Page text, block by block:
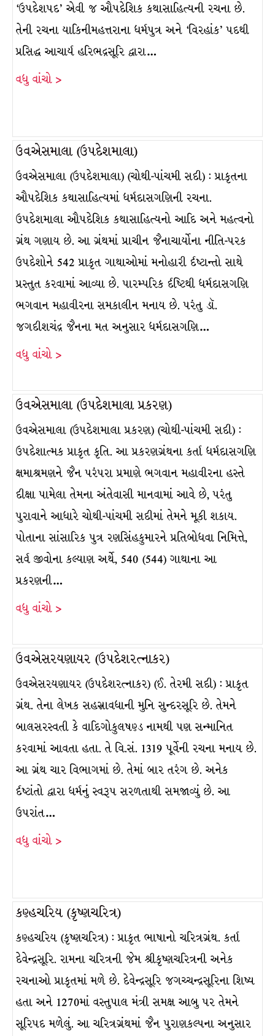
‘ઉપદેશપદ’ એવી જ ઔપદેશિક કથાસાહિત્યની રચના છે.
તેની રચના યાકિનીમહત્તરાના ધર્મપુત્ર અને ‘વિરહાંક’ પદથી
પ્રસિદ્ધ આચાર્ય હરિભદ્રસૂરિ દ્વારા…
વધુ વાંચો >
ઉવએસમાલા (ઉપદેશમાલા)
ઉવએસમાલા (ઉપદેશમાલા) (ચોથી-પાંચમી સદી) : પ્રાકૃતના
ઔપદેશિક કથાસાહિત્યમાં ધર્મદાસગણિની રચના.
ઉપદેશમાલા ઔપદેશિક કથાસાહિત્યનો આદિ અને મહત્વનો
ગ્રંથ ગણાય છે. આ ગ્રંથમાં પ્રાચીન જૈનાચાર્યોના નીતિ-પરક
ઉપદેશોને 542 પ્રાકૃત ગાથાઓમાં મનોહારી ર્દષ્ટાન્તો સાથે
પ્રસ્તુત કરવામાં આવ્યા છે. પારમ્પરિક ર્દષ્ટિથી ધર્મદાસગણિ
ભગવાન મહાવીરના સમકાલીન મનાય છે. પરંતુ ડૉ.
જગદીશચંદ્ર જૈનના મત અનુસાર ધર્મદાસગણિ…
વધુ વાંચો >
ઉવએસમાલા (ઉપદેશમાલા પ્રકરણ)
ઉવએસમાલા (ઉપદેશમાલા પ્રકરણ) (ચોથી-પાંચમી સદી) :
ઉપદેશાત્મક પ્રાકૃત કૃતિ. આ પ્રકરણગ્રંથના કર્તા ધર્મદાસગણિ
ક્ષમાશ્રમણને જૈન પરંપરા પ્રમાણે ભગવાન મહાવીરના હસ્તે
દીક્ષા પામેલા તેમના અંતેવાસી માનવામાં આવે છે, પરંતુ
પુરાવાને આધારે ચોથી-પાંચમી સદીમાં તેમને મૂકી શકાય.
પોતાના સાંસારિક પુત્ર રણસિંહકુમારને પ્રતિબોધવા નિમિત્તે,
સર્વ જીવોના કલ્યાણ અર્થે, 540 (544) ગાથાના આ
પ્રકરણની…
વધુ વાંચો >
ઉવએસરયણાયર (ઉપદેશરત્નાકર)
ઉવએસરયણાયર (ઉપદેશરત્નાકર) (ઈ. તેરમી સદી) : પ્રાકૃત
ગ્રંથ. તેના લેખક સહસ્રાવધાની મુનિ સુન્દરસૂરિ છે. તેમને
બાલસરસ્વતી કે વાદિગોકુલષણ્ડ નામથી પણ સન્માનિત
કરવામાં આવતા હતા. તે વિ.સં. 1319 પૂર્વેની રચના મનાય છે.
આ ગ્રંથ ચાર વિભાગમાં છે. તેમાં બાર તરંગ છે. અનેક
ર્દષ્ટાંતો દ્વારા ધર્મનું સ્વરૂપ સરળતાથી સમજાવ્યું છે. આ
ઉપરાંત…
વધુ વાંચો >
કણ્હચરિય (કૃષ્ણચરિત્ર)
કણ્હચરિય (કૃષ્ણચરિત્ર) : પ્રાકૃત ભાષાનો ચરિત્રગ્રંથ. કર્તા
દેવેન્દ્રસૂરિ. રામના ચરિત્રની જેમ શ્રીકૃષ્ણચરિત્રની અનેક
રચનાઓ પ્રાકૃતમાં મળે છે. દેવેન્દ્રસૂરિ જગચ્ચન્દ્રસૂરિના શિષ્ય
હતા અને 1270માં વસ્તુપાલ મંત્રી સમક્ષ આબુ પર તેમને
સૂરિપદ મળેલું. આ ચરિત્રગ્રંથમાં જૈન પુરાણકલ્પના અનુસાર